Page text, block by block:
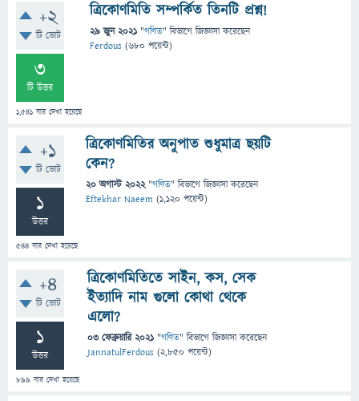
+2
টি ভোট
3
টি উত্তর
1,541 বার দেখা হয়েছে
ত্রিকোণমিতি সম্পর্কিত তিনটি প্রশ্ন!
29 জুন 2021 "গণিত" বিভাগে জিজ্ঞাসাকরেছেন
Ferdous (680 পয়েন্ট)
+1
টি ভোট
1
উত্তর
544 বার দেখা হয়েছে
ত্রিকোণমিতির অনুপাত শুধুমাত্র ছয়টি
কেন?
20 অগাস্ট 2022 "গণিত" বিভাগে জিজ্ঞাসাকরেছেন
Eftekhar Naeem (1,120 পয়েন্ট)
+4
টি ভোট
1
উত্তর
899 বার দেখা হয়েছে
ত্রিকোণমিতিতে সাইন, কস, সেক
ইত্যাদি নাম গুলো কোথা থেকে
এলো?
03 ফেব্রুয়ারি 2021 "গণিত" বিভাগে জিজ্ঞাসাকরেছেন
JannatulFerdous (2,850 পয়েন্ট)